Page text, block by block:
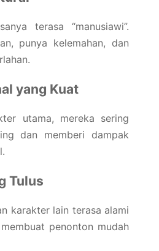
terasa “manusiawi”.
punya kelemahan, dan
yang Kuat
utama, mereka sering
dan memberi dampak
Tulus
karakter lain terasa alami
penonton mudah